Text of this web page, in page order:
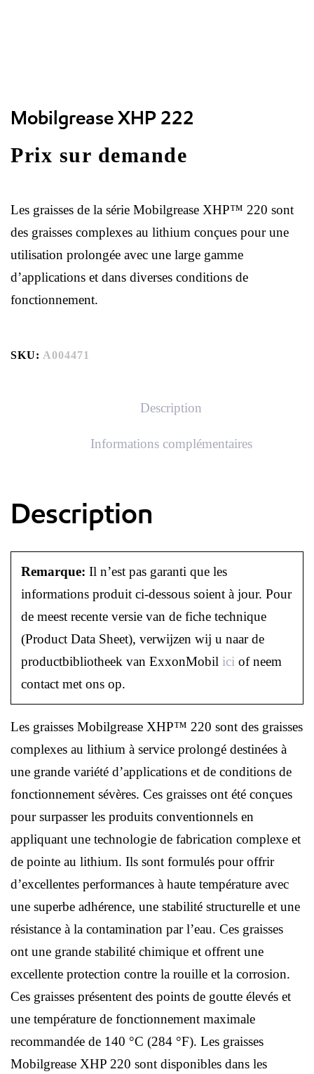
Mobilgrease XHP 222
Prix sur demande
Les graisses de la série Mobilgrease XHP™ 220 sont
des graisses complexes au lithium conçues pour une
utilisation prolongée avec une large gamme
d’applications et dans diverses conditions de
fonctionnement.
SKU: A004471
Description
Informations complémentaires
Description
Remarque: Il n’est pas garanti que les
informations produit ci-dessous soient à jour. Pour
de meest recente versie van de fiche technique
(Product Data Sheet), verwijzen wij u naar de
productbibliotheek van ExxonMobil ici of neem
contact met ons op.
Les graisses Mobilgrease XHP™ 220 sont des graisses
complexes au lithium à service prolongé destinées à
une grande variété d’applications et de conditions de
fonctionnement sévères. Ces graisses ont été conçues
pour surpasser les produits conventionnels en
appliquant une technologie de fabrication complexe et
de pointe au lithium. Ils sont formulés pour offrir
d’excellentes performances à haute température avec
une superbe adhérence, une stabilité structurelle et une
résistance à la contamination par l’eau. Ces graisses
ont une grande stabilité chimique et offrent une
excellente protection contre la rouille et la corrosion.
Ces graisses présentent des points de goutte élevés et
une température de fonctionnement maximale
recommandée de 140 °C (284 °F). Les graisses
Mobilgrease XHP 220 sont disponibles dans les